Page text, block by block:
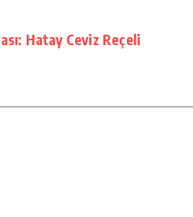
Hatay Ceviz Reçeli